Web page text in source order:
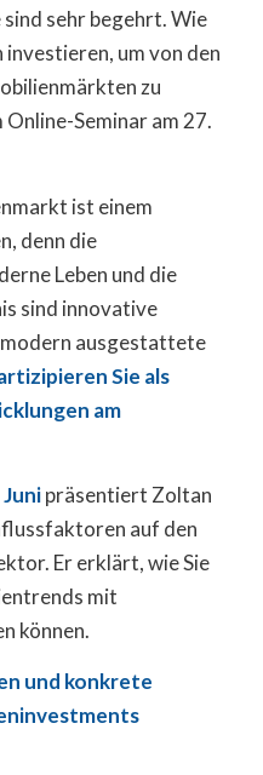
sehr begehrt. Wie
um von den
zu
Seminar am 27.
ist einem
denn die
Leben und die
sind innovative
ausgestattete
Sie als
am
präsentiert Zoltan
auf den
Er erklärt, wie Sie
mit
können.
und konkrete